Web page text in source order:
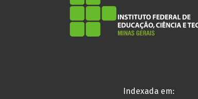
Indexada em: